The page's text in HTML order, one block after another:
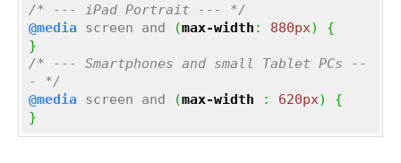
/* --- iPad Portrait --- */
@media screen and (max-width : 880px)
{
}
/* --- Smartphones and small Tablet PCs --
- */
@media screen and (max-width : 620px)
{
}